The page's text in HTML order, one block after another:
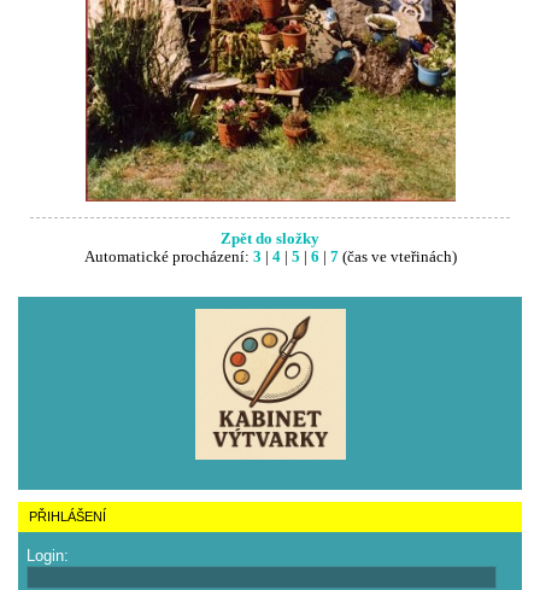
Zpět do složky
Automatické procházení: 3 4| 5 6 7(čas ve vteřinách)
PŘIHLÁŠENÍ
Login: